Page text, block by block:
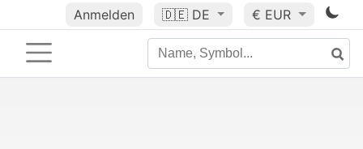
Anmelden 🇩🇪 DE € EUR